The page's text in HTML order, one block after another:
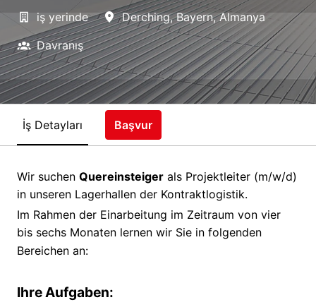
iş yerinde Derching, Bayern, Almanya
Davranış
İş Detayları Başvur
Wir suchen Quereinsteiger als Projektleiter (m/w/d)
in unseren Lagerhallen der Kontraktlogistik.
Im Rahmen der Einarbeitung im Zeitraum von vier
bis sechs Monaten lernen wir Sie in folgenden
Bereichen an:
Ihre Aufgaben: